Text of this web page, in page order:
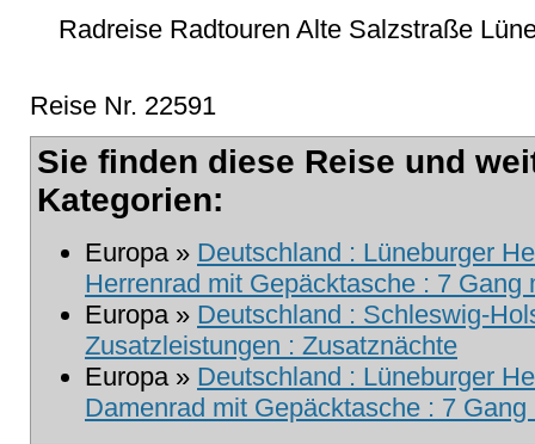
Radreise Radtouren Alte Salzstraße
Reise Nr. 22591
Sie finden diese Reise und
Kategorien:
Europa » Deutschland : Lüneburger
Herrenrad mit Gepäcktasche : 7 Gang
Europa » Deutschland : Schleswig-
Zusatzleistungen : Zusatznächte
Europa » Deutschland : Lüneburger
Damenrad mit Gepäcktasche : 7